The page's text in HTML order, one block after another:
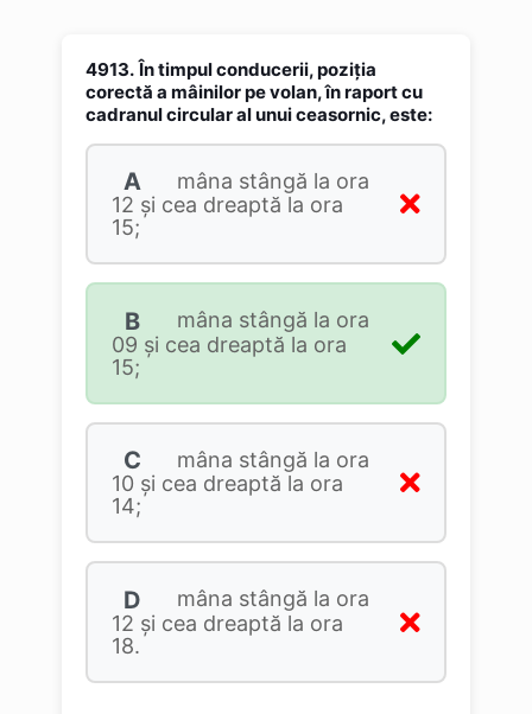
4913. În timpul conducerii, poziţia
corectă a mâinilor pe volan, în raport cu
cadranul circular al unui ceasornic, este:
A
mâna stângă la ora
12 şi cea dreaptă la ora
15;
B
mâna stângă la ora
09 şi cea dreaptă la ora
15;
C
mâna stângă la ora
10 şi cea dreaptă la ora
14;
D
mâna stângă la ora
12 şi cea dreaptă la ora
18.